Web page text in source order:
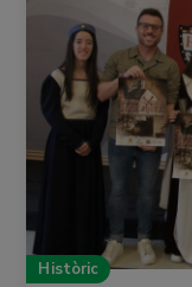
Històric